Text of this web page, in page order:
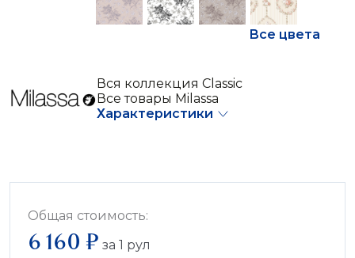
Все цвета
Вся коллекция Classic
Все товары Milassa
Характеристики
Общая стоимость:
6 160 ₽ за 1 рул